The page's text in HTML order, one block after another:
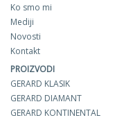
Ko smo mi
Mediji
Novosti
Kontakt
PROIZVODI
GERARD KLASIK
GERARD DIAMANT
GERARD KONTINENTAL